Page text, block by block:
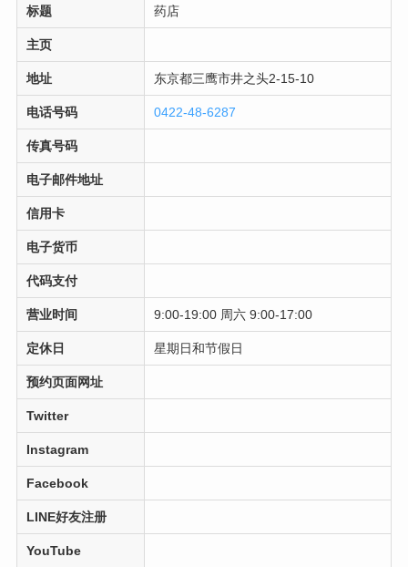
标题 药店
主页
地址 东京都三鹰市井之头2-15-10
电话号码 0422-48-6287
传真号码
电子邮件地址
信用卡
电子货币
代码支付
营业时间 9:00-19:00 周六 9:00-17:00
定休日 星期日和节假日
预约页面网址
Twitter
Instagram
Facebook
LINE好友注册
YouTube